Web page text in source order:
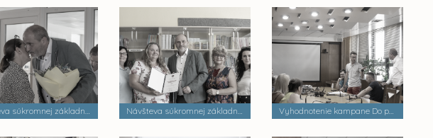
Návšteva súkromnej základnej školy Dobrá škola n.o. Návšteva súkromnej základnej školy Palackého Vyhodnotenie kampane Do práce na bicykli